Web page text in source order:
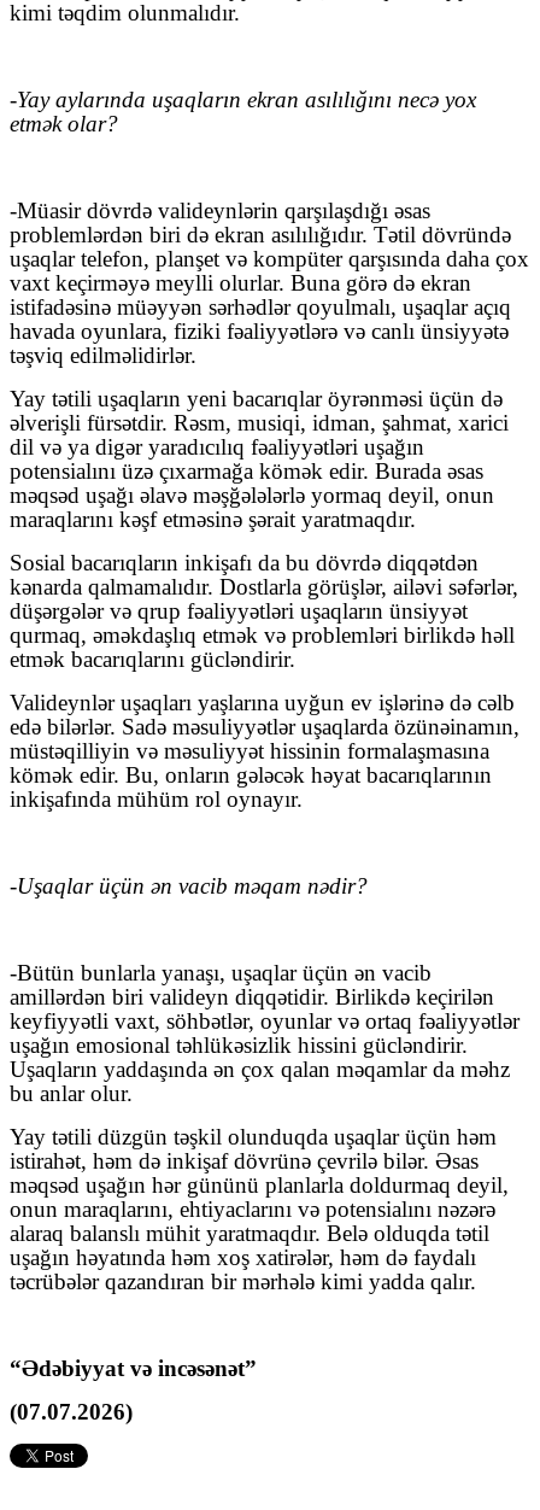
kimi təqdim olunmalıdır.
-Yay aylarında uşaqların ekran asılılığını necə yox
etmək olar?
-Müasir dövrdə valideynlərin qarşılaşdığı əsas
problemlərdən biri də ekran asılılığıdır. Tətil dövründə
uşaqlar telefon, planşet və kompüter qarşısında daha çox
vaxt keçirməyə meylli olurlar. Buna görə də ekran
istifadəsinə müəyyən sərhədlər qoyulmalı, uşaqlar açıq
havada oyunlara, fiziki fəaliyyətlərə və canlı ünsiyyətə
təşviq edilməlidirlər.
Yay tətili uşaqların yeni bacarıqlar öyrənməsi üçün də
əlverişli fürsətdir. Rəsm, musiqi, idman, şahmat, xarici
dil və ya digər yaradıcılıq fəaliyyətləri uşağın
potensialını üzə çıxarmağa kömək edir. Burada əsas
məqsəd uşağı əlavə məşğələlərlə yormaq deyil, onun
maraqlarını kəşf etməsinə şərait yaratmaqdır.
Sosial bacarıqların inkişafı da bu dövrdə diqqətdən
kənarda qalmamalıdır. Dostlarla görüşlər, ailəvi səfərlər,
düşərgələr və qrup fəaliyyətləri uşaqların ünsiyyət
qurmaq, əməkdaşlıq etmək və problemləri birlikdə həll
etmək bacarıqlarını gücləndirir.
Valideynlər uşaqları yaşlarına uyğun ev işlərinə də cəlb
edə bilərlər. Sadə məsuliyyətlər uşaqlarda özünəinamın,
müstəqilliyin və məsuliyyət hissinin formalaşmasına
kömək edir. Bu, onların gələcək həyat bacarıqlarının
inkişafında mühüm rol oynayır.
-Uşaqlar üçün ən vacib məqam nədir?
-Bütün bunlarla yanaşı, uşaqlar üçün ən vacib
amillərdən biri valideyn diqqətidir. Birlikdə keçirilən
keyfiyyətli vaxt, söhbətlər, oyunlar və ortaq fəaliyyətlər
uşağın emosional təhlükəsizlik hissini gücləndirir.
Uşaqların yaddaşında ən çox qalan məqamlar da məhz
bu anlar olur.
Yay tətili düzgün təşkil olunduqda uşaqlar üçün həm
istirahət, həm də inkişaf dövrünə çevrilə bilər. Əsas
məqsəd uşağın hər gününü planlarla doldurmaq deyil,
onun maraqlarını, ehtiyaclarını və potensialını nəzərə
alaraq balanslı mühit yaratmaqdır. Belə olduqda tətil
uşağın həyatında həm xoş xatirələr, həm də faydalı
təcrübələr qazandıran bir mərhələ kimi yadda qalır.
“Ədəbiyyat və incəsənət”
(07.07.2026)